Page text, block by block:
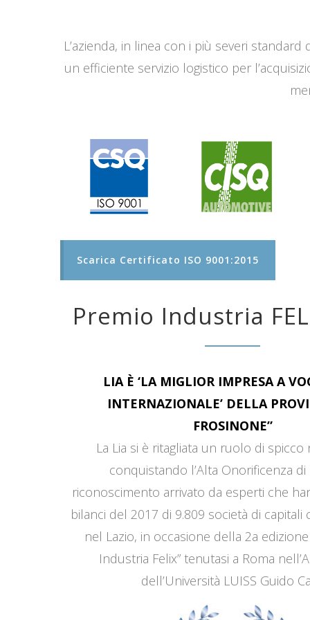
L’azienda, in linea con i più severi
un efficiente servizio logistico per
Scarica Certificato ISO 9001:2015
Premio Industria
LIA È ‘LA MIGLIOR IMPRESA A
INTERNAZIONALE’ DELLA
FROSINONE”
La Lia si è ritagliata un ruolo di
conquistando l’Alta Onorificenza di
riconoscimento arrivato da esperti che
bilanci del 2017 di 9.809 società di capitali
nel Lazio, in occasione della 2a
Industria Felix” tenutasi a Roma
dell’Università LUISS Guido